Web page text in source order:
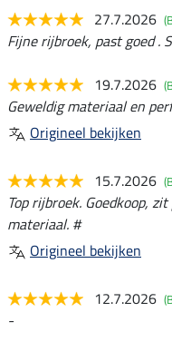
27.7.2026
Fijne rijbroek, past goed .
19.7.2026
Geweldig materiaal en
Origineel bekijken
15.7.2026
Top rijbroek. Goedkoop,
materiaal. #
Origineel bekijken
12.7.2026
-